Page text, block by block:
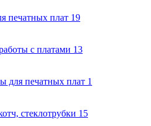
печатных плат 19
с платами 13
для печатных плат 1
стеклотрубки 15